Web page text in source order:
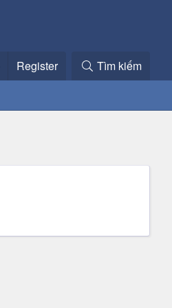
Register Tìm kiếm